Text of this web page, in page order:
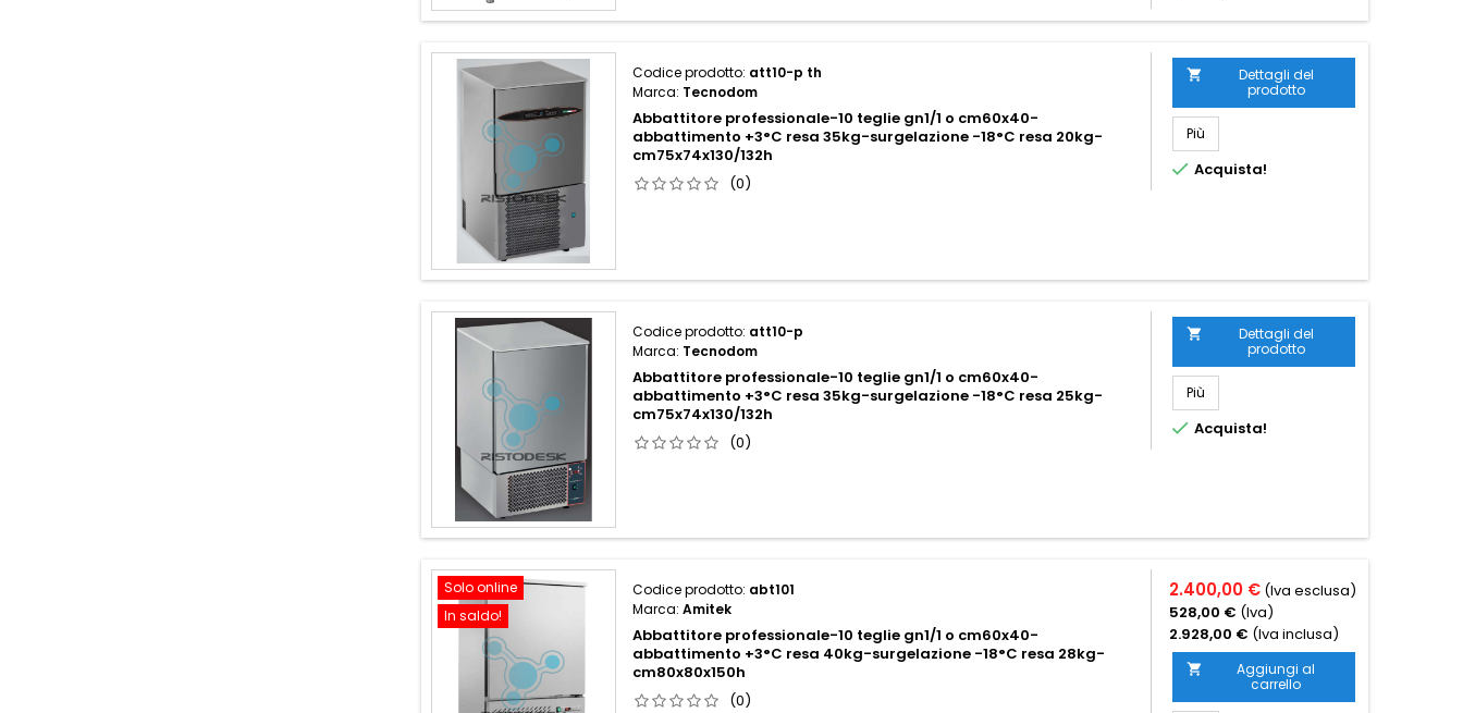
Codice prodotto: att10-p th
Marca: Tecnodom
Abbattitore professionale-10 teglie gn1/1 o cm60x40-
abbattimento +3°C resa 35kg-surgelazione -18°C resa 20kg-
cm75x74x130/132h
(0)

Dettagli del
prodotto
Più
 Acquista!
Codice prodotto: att10-p
Marca: Tecnodom
Abbattitore professionale-10 teglie gn1/1 o cm60x40-
abbattimento +3°C resa 35kg-surgelazione -18°C resa 25kg-
cm75x74x130/132h
(0)

Dettagli del
prodotto
Più
 Acquista!
Solo online
In saldo!
Codice prodotto: abt101
Marca:Amitek
Abbattitore professionale-10 teglie gn1/1 o cm60x40-
abbattimento +3°C resa 40kg-surgelazione -18°C resa 28kg-
cm80x80x150h
(0)
2.400,00 € (Iva esclusa)
528,00 € (Iva)
2.928,00 € (Iva inclusa)

Aggiungi al
carrello